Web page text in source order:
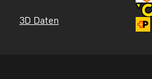
3D Daten